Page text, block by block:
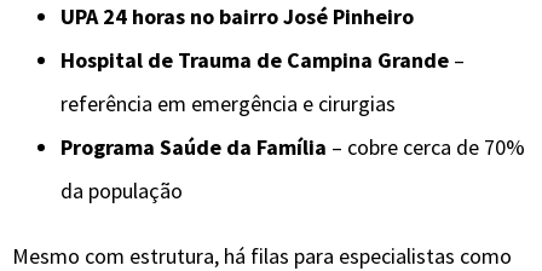
UPA 24 horas no bairro José Pinheiro
Hospital de Trauma de Campina Grande –
referência em emergência e cirurgias
Programa Saúde da Família – cobre cerca de 70%
da população
Mesmo com estrutura, há filas para especialistas como